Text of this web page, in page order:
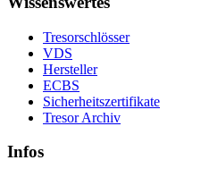
Tresorschlösser
VDS
Hersteller
ECBS
Sicherheitszertifikate
Tresor Archiv
Infos